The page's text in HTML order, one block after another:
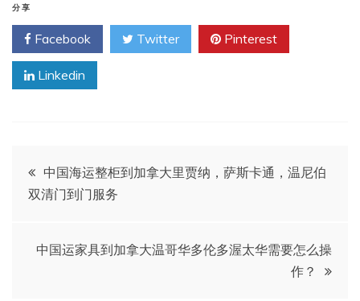
分享
Facebook Twitter Pinterest
Linkedin
文
章
中国海运整柜到加拿大里贾纳，萨斯卡通，温尼伯
双清门到门服务
中国运家具到加拿大温哥华多伦多渥太华需要怎么操
作？